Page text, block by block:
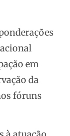
em
da
fóruns